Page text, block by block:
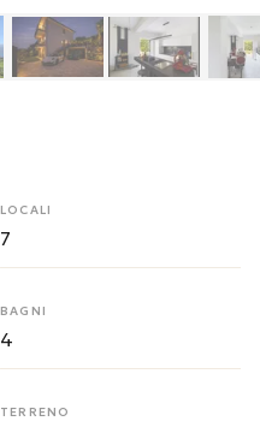
LOCALI
7
BAGNI
4
TERRENO